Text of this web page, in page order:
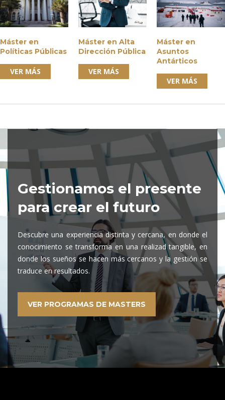
Máster en
Políticas Públicas
VER MÁS
Máster en Alta
Dirección Pública
VER MÁS
Máster en
Asuntos
Antárticos
VER MÁS
Gestionamos el presente
para crear el futuro
Descubre una experiencia distinta y cercana, en donde el
conocimiento se transforma en una realizad tangible, en
donde los sueños se hacen más cercanos y la gestión se
traduce en resultados.
VER PROGRAMAS DE MASTERS